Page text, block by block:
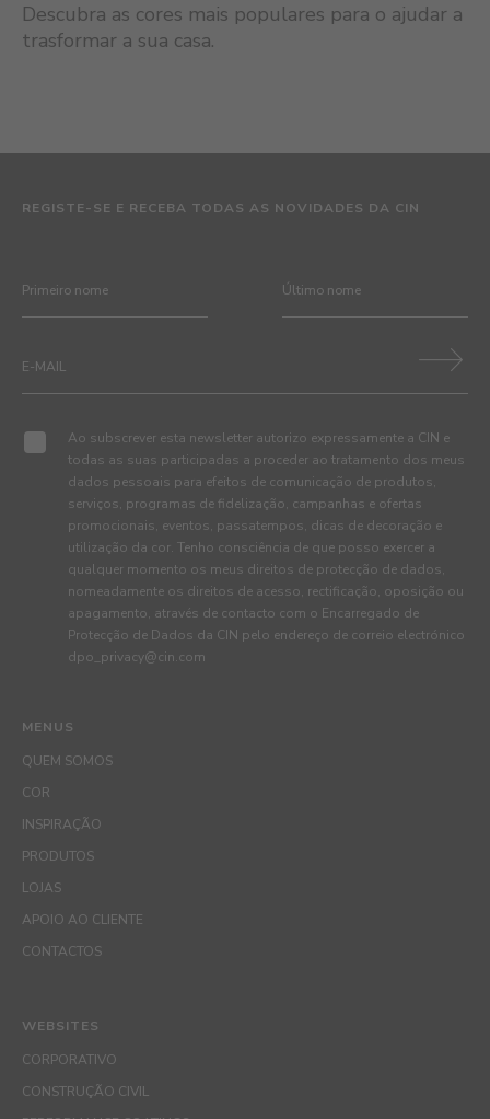
Descubra as cores mais populares para o ajudar a
trasformar a sua casa.
MENUS
QUEM SOMOS
COR
INSPIRAÇÃO
PRODUTOS
LOJAS
APOIO AO CLIENTE
CONTACTOS
REGISTE-SE E RECEBA TODAS AS NOVIDADES DA CIN
Ao subscrever esta newsletter autorizo expressamente a CIN e
todas as suas participadas a proceder ao tratamento dos meus
dados pessoais para efeitos de comunicação de produtos,
serviços, programas de fidelização, campanhas e ofertas
promocionais, eventos, passatempos, dicas de decoração e
utilização da cor. Tenho consciência de que posso exercer a
qualquer momento os meus direitos de protecção de dados,
nomeadamente os direitos de acesso, rectificação, oposição ou
apagamento, através de contacto com o Encarregado de
Protecção de Dados da CIN pelo endereço de correio electrónico
dpo_privacy@cin.com
WEBSITES
CORPORATIVO
CONSTRUÇÃO CIVIL